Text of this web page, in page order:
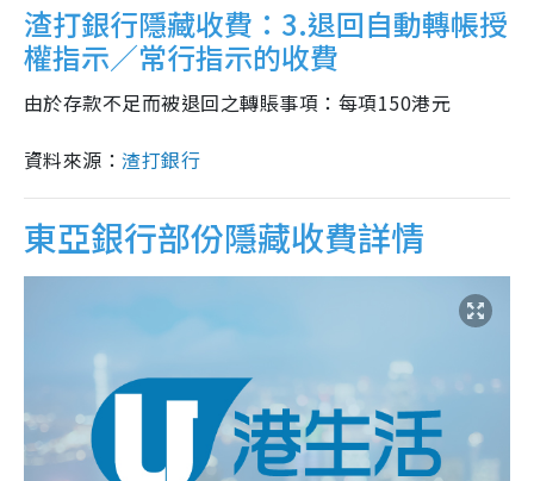
渣打銀行隱藏收費：3.退回自動轉帳授
權指示／常行指示的收費
由於存款不足而被退回之轉賬事項：每項150港元
資料來源：渣打銀行
東亞銀行部份隱藏收費詳情